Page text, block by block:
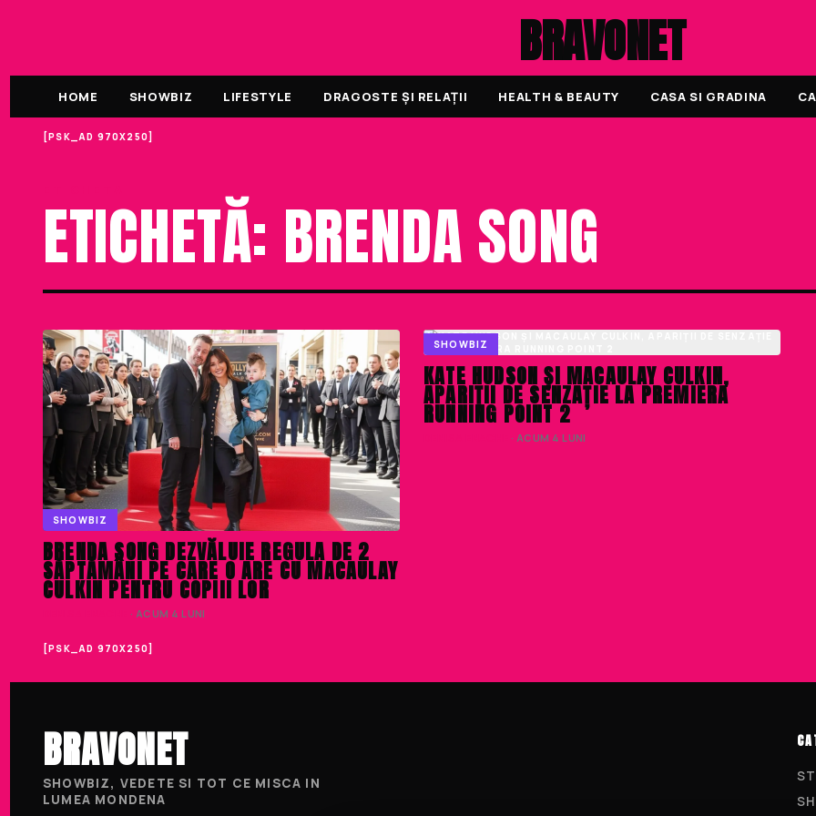
BRAVONET
HOME SHOWBIZ LIFESTYLE DRAGOSTE ȘI RELAȚII HEALTH & BEAUTY CASA SI GRADINA
[PSK_AD 970X250]
ETICHETĂ: BRENDA SONG
SHOWBIZ
BRENDA SONG DEZVĂLUIE REGULA DE 2
SĂPTĂMÂNI PE CARE O ARE CU MACAULAY
CULKIN PENTRU COPIII LOR
· ACUM 4 LUNI
SHOWBIZ
KATE HUDSON ȘI MACAULAY CULKIN,
APARIȚII DE SENZAȚIE LA PREMIERA
RUNNING POINT 2
· ACUM 4 LUNI
[PSK_AD 970X250]
BRAVONET
SHOWBIZ, VEDETE SI TOT CE MISCA IN
LUMEA MONDENA